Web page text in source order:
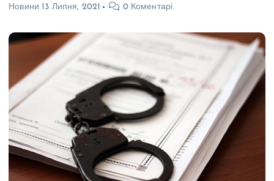
Новини 13 Липня, 2021 0 Коментарі